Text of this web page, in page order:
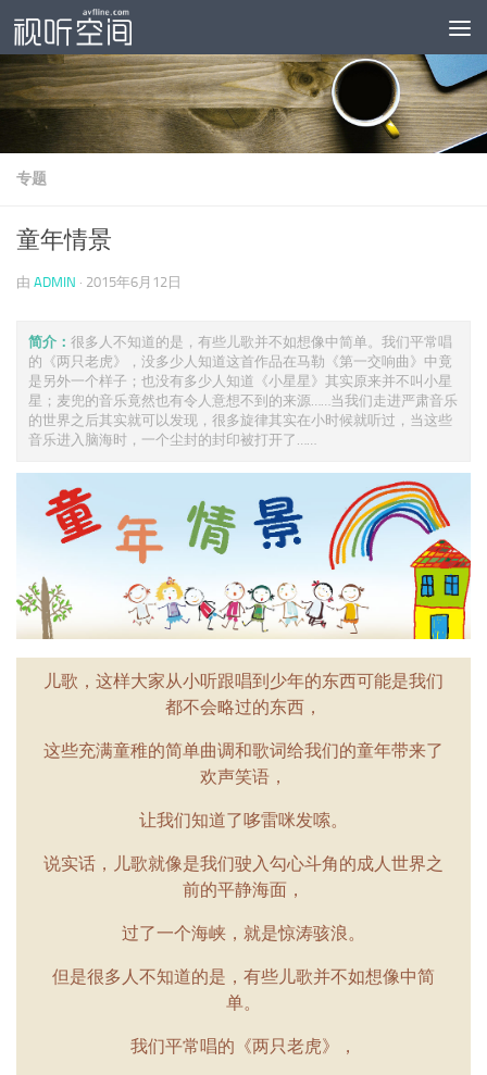
跳至内容
专题
童年情景
由 ADMIN · 2015年6月12日
简介： 很多人不知道的是，有些儿歌并不如想像中简单。我们平常唱
的《两只老虎》，没多少人知道这首作品在马勒《第一交响曲》中竟
是另外一个样子；也没有多少人知道《小星星》其实原来并不叫小星
星；麦兜的音乐竟然也有令人意想不到的来源……当我们走进严肃音乐
的世界之后其实就可以发现，很多旋律其实在小时候就听过，当这些
音乐进入脑海时，一个尘封的封印被打开了……
儿歌，这样大家从小听跟唱到少年的东西可能是我们
都不会略过的东西，
这些充满童稚的简单曲调和歌词给我们的童年带来了
欢声笑语，
让我们知道了哆雷咪发嗦。
说实话，儿歌就像是我们驶入勾心斗角的成人世界之
前的平静海面，
过了一个海峡，就是惊涛骇浪。
但是很多人不知道的是，有些儿歌并不如想像中简
单。
我们平常唱的《两只老虎》，